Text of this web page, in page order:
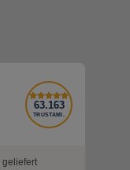
63.163
TRUSTAMI.
geliefert
geliefert